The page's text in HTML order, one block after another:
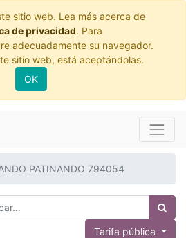
sitio web. Lea más acerca de
de privacidad. Para
adecuadamente su navegador.
sitio web, está aceptándolas.
OK
PATINANDO 794054
Tarifa pública